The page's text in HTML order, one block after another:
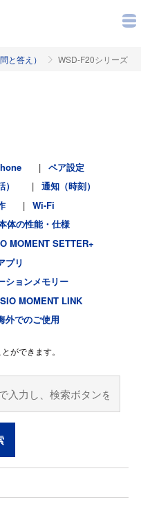
と答え） WSD-F20シリーズ
ペア設定
通知（時刻）
Wi-Fi
体の性能・仕様
MOMENT SETTER+
プリ
ションメモリー
MOMENT LINK
外でのご使用
ができます。